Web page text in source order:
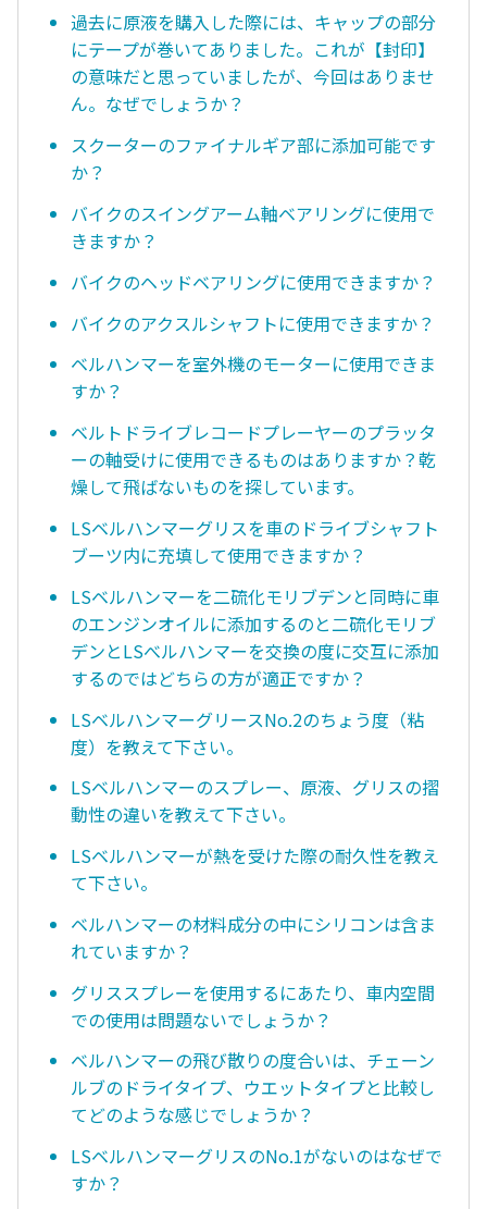
過去に原液を購入した際には、キャップの部分
にテープが巻いてありました。これが【封印】
の意味だと思っていましたが、今回はありませ
ん。なぜでしょうか？
スクーターのファイナルギア部に添加可能です
か？
バイクのスイングアーム軸ベアリングに使用で
きますか？
バイクのヘッドベアリングに使用できますか？
バイクのアクスルシャフトに使用できますか？
ベルハンマーを室外機のモーターに使用できま
すか？
ベルトドライブレコードプレーヤーのプラッタ
ーの軸受けに使用できるものはありますか？乾
燥して飛ばないものを探しています。
LSベルハンマーグリスを車のドライブシャフト
ブーツ内に充填して使用できますか？
LSベルハンマーを二硫化モリブデンと同時に車
のエンジンオイルに添加するのと二硫化モリブ
デンとLSべルハンマーを交換の度に交互に添加
するのではどちらの方が適正ですか？
LSベルハンマーグリースNo.2のちょう度（粘
度）を教えて下さい。
LSベルハンマーのスプレー、原液、グリスの摺
動性の違いを教えて下さい。
LSベルハンマーが熱を受けた際の耐久性を教え
て下さい。
ベルハンマーの材料成分の中にシリコンは含ま
れていますか？
グリススプレーを使用するにあたり、車内空間
での使用は問題ないでしょうか？
ベルハンマーの飛び散りの度合いは、チェーン
ルブのドライタイプ、ウエットタイプと比較し
てどのような感じでしょうか？
LSベルハンマーグリスのNo.1がないのはなぜで
すか？